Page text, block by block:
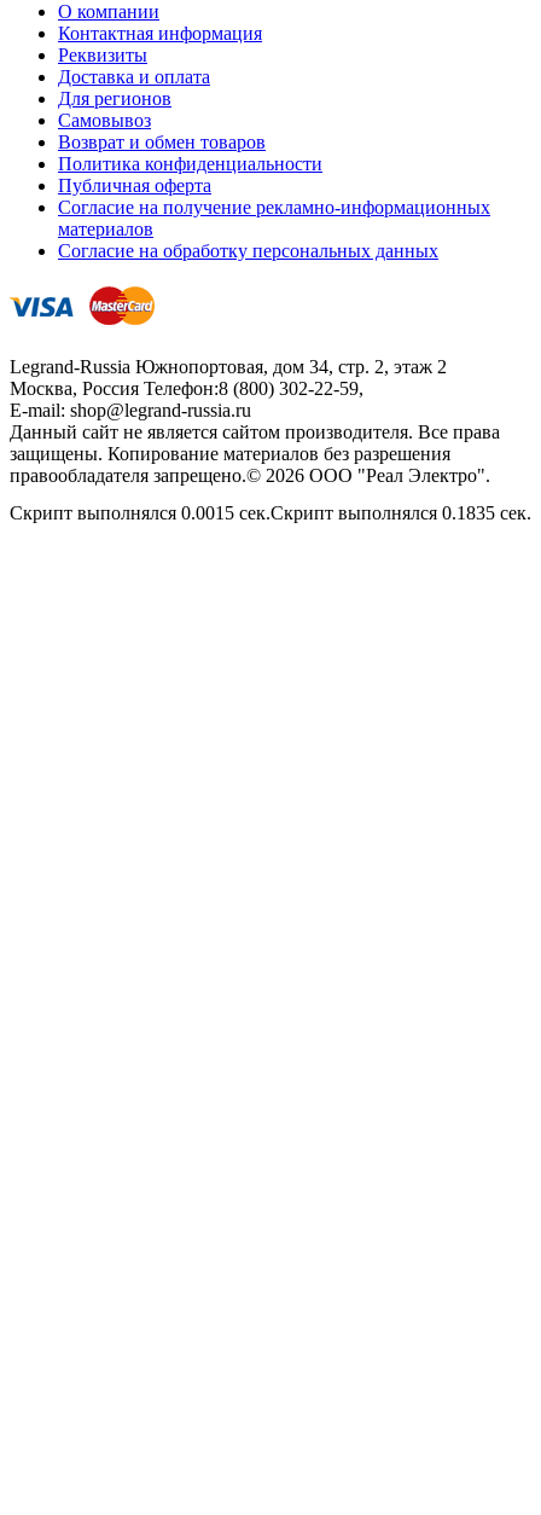
О компании
Контактная информация
Реквизиты
Доставка и оплата
Для регионов
Самовывоз
Возврат и обмен товаров
Политика конфиденциальности
Публичная оферта
Согласие на получение рекламно-информационных
материалов
Согласие на обработку персональных данных
Legrand-Russia Южнопортовая, дом 34, стр. 2, этаж 2
Москва, Россия Телефон:8 (800) 302-22-59,
E-mail: shop@legrand-russia.ru
Данный сайт не является сайтом производителя. Все права
защищены. Копирование материалов без разрешения
правообладателя запрещено.© 2026 ООО "Реал Электро".
Скрипт выполнялся 0.0015 сек.Скрипт выполнялся 0.1835 сек.